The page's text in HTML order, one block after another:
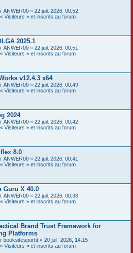
ANWER00 « 22 juil. 2026, 00:52
Visiteurs » et inscrits au forum
2025.1
ANWER00 « 22 juil. 2026, 00:51
Visiteurs » et inscrits au forum
v12.4.3 x64
ANWER00 « 22 juil. 2026, 00:49
Visiteurs » et inscrits au forum
2024
ANWER00 « 22 juil. 2026, 00:42
Visiteurs » et inscrits au forum
8.0
ANWER00 « 22 juil. 2026, 00:41
Visiteurs » et inscrits au forum
Guru X 40.0
ANWER00 « 22 juil. 2026, 00:38
Visiteurs » et inscrits au forum
Brand Trust Framework for
Platforms
booksitesporttt « 20 juil. 2026, 14:15
Visiteurs » et inscrits au forum